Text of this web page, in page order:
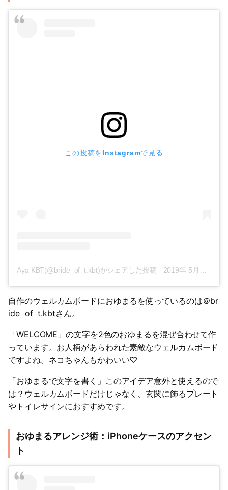
この投稿をInstagramで見る
Aya KBT(@bride_of_t.kbt)がシェアした投稿 - 2019年 5月月28日午前2時37分PDT
自作のウェルカムボードにおゆまるを使っているのは＠br
ide_ of_t.kbtさん。
「WELCOME」の文字を2色のおゆまるを混ぜ合わせて作
っています。お人柄があらわれた素敵なウェルカムボード
ですよね。ネコちゃんもかわいい♡
「おゆまるで文字を書く」このアイデア意外と使えるので
は？ウェルカムボードだけじゃなく、玄関に飾るプレート
やトイレサインにおすすめです。
おゆまるアレンジ術：iPhoneケースのアクセン
ト